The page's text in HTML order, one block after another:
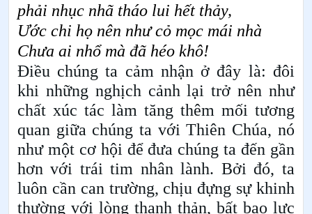
phải nhục nhã tháo lui hết thảy,
Ước chi họ nên như cỏ mọc mái nhà
Chưa ai nhổ mà đã héo khô!
Điều chúng ta cảm nhận ở đây là: đôi
khi những nghịch cảnh lại trở nên như
chất xúc tác làm tăng thêm mối tương
quan giữa chúng ta với Thiên Chúa, nó
như một cơ hội để đưa chúng ta đến gần
hơn với trái tim nhân lành. Bởi đó, ta
luôn cần can trường, chịu đựng sự khinh
thường với lòng thanh thản, bất bạo lực